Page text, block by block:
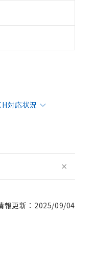
対応状況
報更新：2025/09/04